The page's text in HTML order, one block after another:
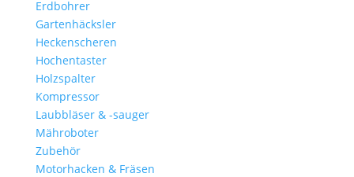
Erdbohrer
Gartenhäcksler
Heckenscheren
Hochentaster
Holzspalter
Kompressor
Laubbläser & -sauger
Mähroboter
Zubehör
Motorhacken & Fräsen